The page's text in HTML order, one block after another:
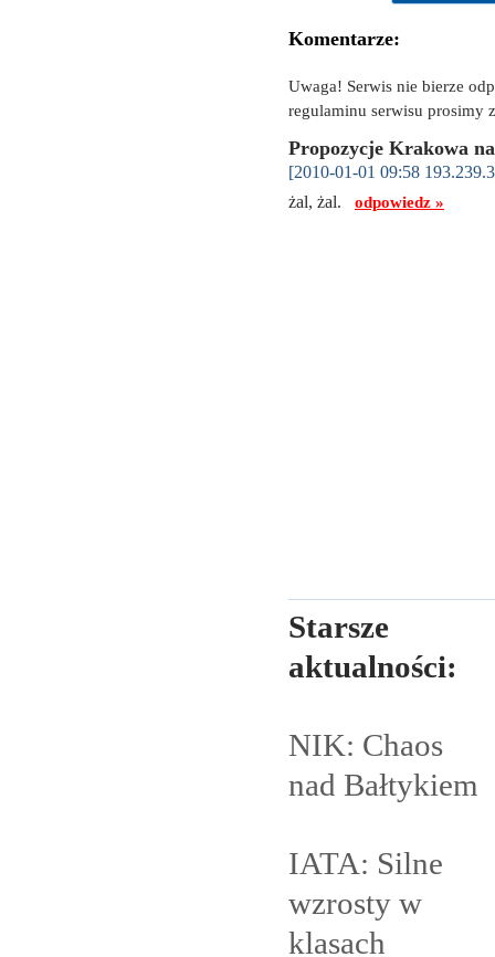
Komentarze:
Uwaga! Serwis nie bierze
regulaminu serwisu prosimy
Propozycje Krakowa
[2010-01-01 09:58
żal, żal. odpowiedz »
Starsze
aktualności:
NIK: Chaos
nad Bałtykiem
IATA: Silne
wzrosty w
klasach